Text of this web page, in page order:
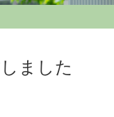
ました